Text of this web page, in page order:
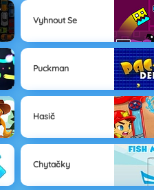
Vyhnout Se
Puckman
Hasič
Chytačky